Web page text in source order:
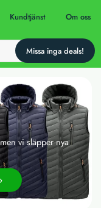
Kundtjänst Om oss
vi släpper nya